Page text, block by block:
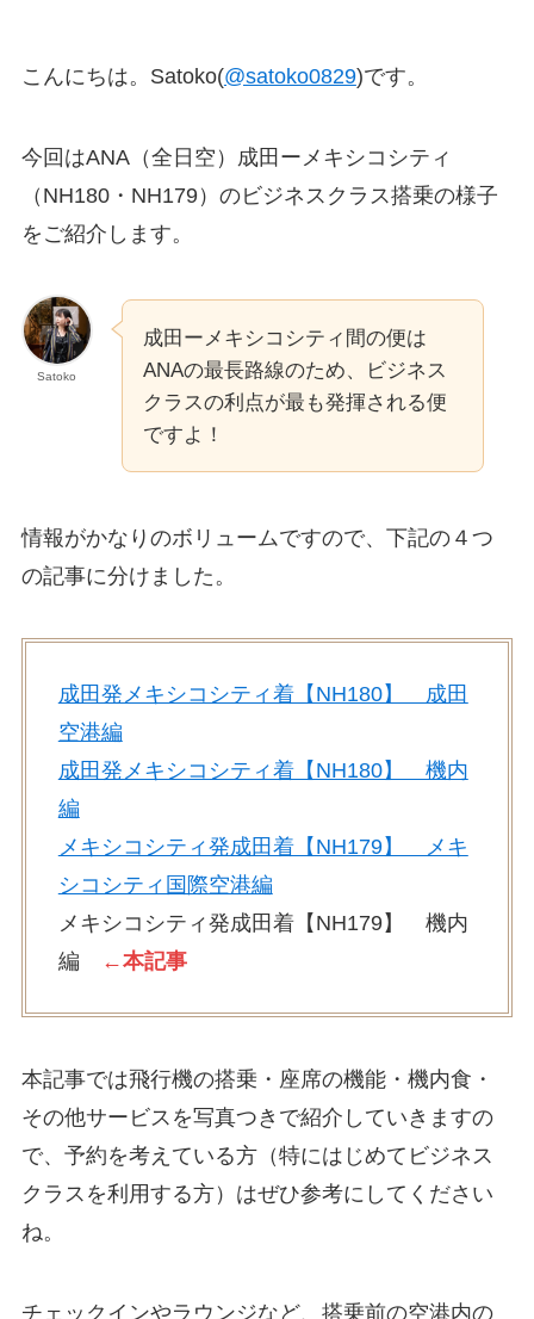
こんにちは。Satoko(@satoko0829)です。
今回はANA（全日空）成田ーメキシコシティ
（NH180・NH179）のビジネスクラス搭乗の様子
をご紹介します。
Satoko
成田ーメキシコシティ間の便は
ANAの最長路線のため、ビジネス
クラスの利点が最も発揮される便
ですよ！
情報がかなりのボリュームですので、下記の４つ
の記事に分けました。
成田発メキシコシティ着【NH180】 成田
空港編
成田発メキシコシティ着【NH180】 機内
編
メキシコシティ発成田着【NH179】 メキ
シコシティ国際空港編
メキシコシティ発成田着【NH179】 機内
編
←本記事
本記事では飛行機の搭乗・座席の機能・機内食・
その他サービスを写真つきで紹介していきますの
で、予約を考えている方（特にはじめてビジネス
クラスを利用する方）はぜひ参考にしてください
ね。
チェックインやラウンジなど、搭乗前の空港内の